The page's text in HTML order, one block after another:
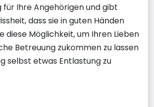
Ihre Angehörigen und gibt
dass sie in guten Händen
diese Möglichkeit, um Ihren Lieben
Betreuung zukommen zu lassen
selbst etwas Entlastung zu